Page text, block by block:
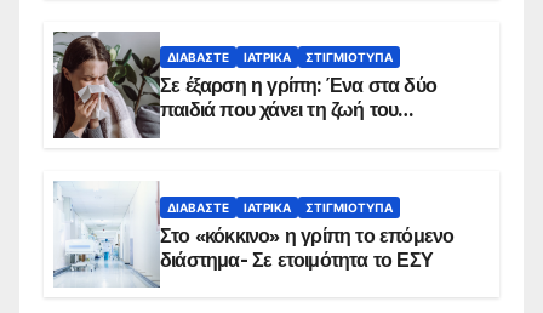
ΔΙΑΒΆΣΤΕ ΙΑΤΡΙΚΆ ΣΤΙΓΜΙΌΤΥΠΑ
Σε έξαρση η γρίπη: Ένα στα δύο
παιδιά που χάνει τη ζωή του
ΔΙΑΒΆΣΤΕ ΙΑΤΡΙΚΆ ΣΤΙΓΜΙΌΤΥΠΑ
Στο «κόκκινο» η γρίπη το επόμενο
διάστημα- Σε ετοιμότητα το ΕΣΥ